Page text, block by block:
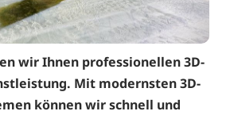
wir Ihnen professionellen 3D-
Mit modernsten 3D-
können wir schnell und